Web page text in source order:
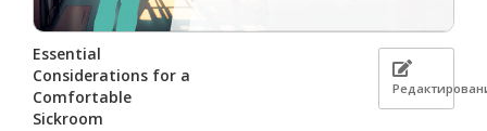
Essential
Considerations for a
Comfortable
Sickroom